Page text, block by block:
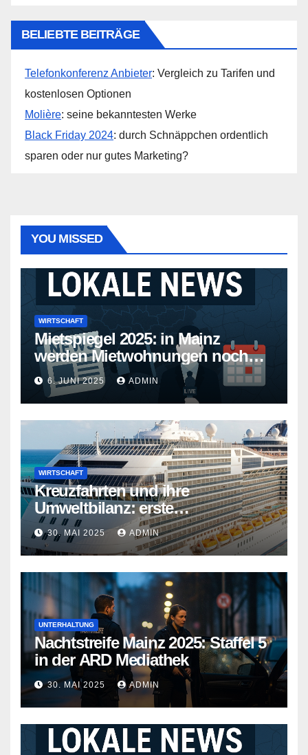
BELIEBTE BEITRÄGE
Telefonkonferenz Anbieter: Vergleich zu Tarifen und
kostenlosen Optionen
Molière: seine bekanntesten Werke
Black Friday 2024: durch Schnäppchen ordentlich
sparen oder nur gutes Marketing?
YOU MISSED
WIRTSCHAFT
Mietspiegel 2025: in Mainz
werden Mietwohnungen noch
teurer
6. JUNI 2025 ADMIN
WIRTSCHAFT
Kreuzfahrten und ihre
Umweltbilanz: erste
Kreuzfahrtschiffe gehen neue
Wege
30. MAI 2025 ADMIN
UNTERHALTUNG
Nachtstreife Mainz 2025: Staffel 5
in der ARD Mediathek
30. MAI 2025 ADMIN